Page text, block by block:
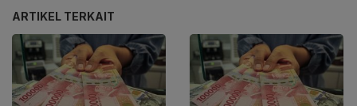
ARTIKEL TERKAIT